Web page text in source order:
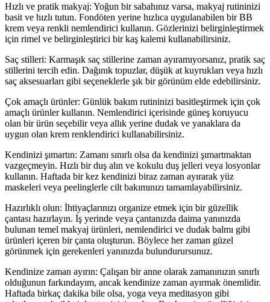
Hızlı ve pratik makyaj: Yoğun bir sabahınız varsa, makyaj rutininizi
basit ve hızlı tutun. Fondöten yerine hızlıca uygulanabilen bir BB
krem veya renkli nemlendirici kullanın. Gözlerinizi belirginleştirmek
için rimel ve belirginleştirici bir kaş kalemi kullanabilirsiniz.
Saç stilleri: Karmaşık saç stillerine zaman ayıramıyorsanız, pratik saç
stillerini tercih edin. Dağınık topuzlar, düşük at kuyrukları veya hızlı
saç aksesuarları gibi seçeneklerle şık bir görünüm elde edebilirsiniz.
Çok amaçlı ürünler: Günlük bakım rutininizi basitleştirmek için çok
amaçlı ürünler kullanın. Nemlendirici içerisinde güneş koruyucu
olan bir ürün seçebilir veya allık yerine dudak ve yanaklara da
uygun olan krem renklendirici kullanabilirsiniz.
Kendinizi şımartın: Zamanı sınırlı olsa da kendinizi şımartmaktan
vazgeçmeyin. Hızlı bir duş alın ve kokulu duş jelleri veya losyonlar
kullanın. Haftada bir kez kendinizi biraz zaman ayırarak yüz
maskeleri veya peelinglerle cilt bakımınızı tamamlayabilirsiniz.
Hazırlıklı olun: İhtiyaçlarınızı organize etmek için bir güzellik
çantası hazırlayın. İş yerinde veya çantanızda daima yanınızda
bulunan temel makyaj ürünleri, nemlendirici ve dudak balmı gibi
ürünleri içeren bir çanta oluşturun. Böylece her zaman güzel
görünmek için gerekenleri yanınızda bulundurursunuz.
Kendinize zaman ayırın: Çalışan bir anne olarak zamanınızın sınırlı
olduğunun farkındayım, ancak kendinize zaman ayırmak önemlidir.
Haftada birkaç dakika bile olsa, yoga veya meditasyon gibi